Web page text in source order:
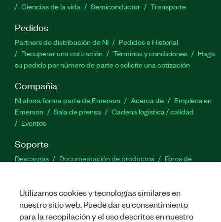
Ciencias de la vida
Semiconductor Transporte
Pedidos
Partners de distribución de NI
Pedidos e Historial
Recuperar una cotización
Términos y condiciones
Haga
su pedido por número de parte o solicite una cotización
Compañía
NI ahora forma parte de Emerson Acerca de
Empleos en
Emerson
Sala de prensa
Cadena logística / calidad
Eventos
Soporte
Descargas Documentación de productos
Foros de
TwitterFacebook
LinkedIn
Utilizamos cookies y tecnologías similares en
nuestro sitio web. Puede dar su consentimiento
para la recopilación y el uso descritos en nuestro